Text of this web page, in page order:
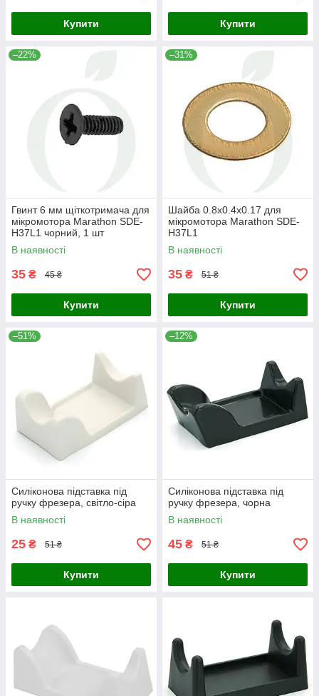
Купити Купити
–22%
Гвинт 6 мм щіткотримача для
мікромотора Marathon SDE-
H37L1 чорний, 1 шт
В наявності
35 ₴ 45 ₴
Купити
–31%
Шайба 0.8х0.4х0.17 для
мікромотора Marathon SDE-
H37L1
В наявності
35 ₴ 51 ₴
Купити
–51%
Силіконова підставка під
ручку фрезера, світло-сіра
В наявності
25 ₴ 51 ₴
Купити
–12%
Силіконова підставка під
ручку фрезера, чорна
В наявності
45 ₴ 51 ₴
Купити